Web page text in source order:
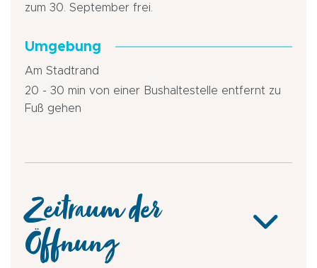
zum 30. September frei.
Umgebung
Am Stadtrand
20 - 30 min von einer Bushaltestelle entfernt zu
Fuß gehen
Zeitraum der
Öffnung